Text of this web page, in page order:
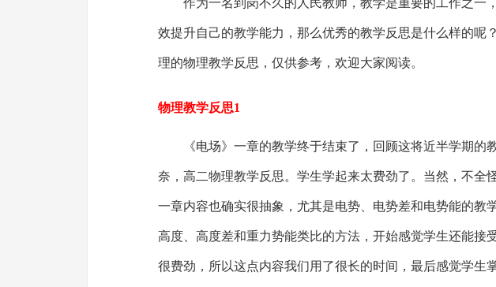
作为一名到岗不久的人民教师，教学是重要的工作之一
效提升自己的教学能力，那么优秀的教学反思是什么样的呢
理的物理教学反思，仅供参考，欢迎大家阅读。
物理教学反思1
《电场》一章的教学终于结束了，回顾这将近半学期的
奈，高二物理教学反思。学生学起来太费劲了。当然，不全
一章内容也确实很抽象，尤其是电势、电势差和电势能的教
高度、高度差和重力势能类比的方法，开始感觉学生还能接
很费劲，所以这点内容我们用了很长的时间，最后感觉学生